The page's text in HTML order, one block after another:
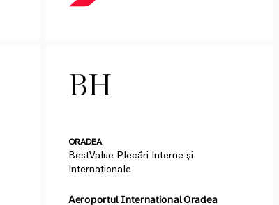
BH
ORADEA
BestValue Plecări Interne și
Internaționale
Aeroportul International Oradea